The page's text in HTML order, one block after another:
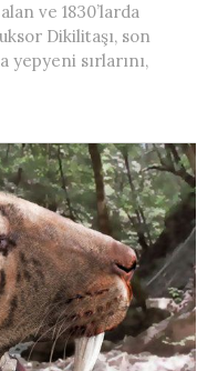
ve 1830’larda
Dikilitaşı, son
yepyeni sırlarını,